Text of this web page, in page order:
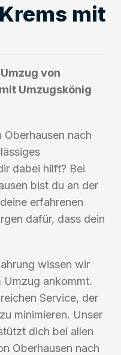
mit
von
Umzugskönig
nach
dabei hilft? Bei
bist du an der
erfahrenen
dafür, dass dein
wissen wir
Umzug ankommt.
Service, der
minimieren. Unser
dich bei allen
Oberhausen nach